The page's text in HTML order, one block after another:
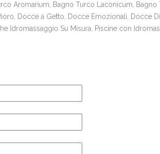
Aromarium, Bagno Turco Laconicum,
Docce a Getto, Docce Emozionali, Docce
Idromassaggio Su Misura, Piscine con